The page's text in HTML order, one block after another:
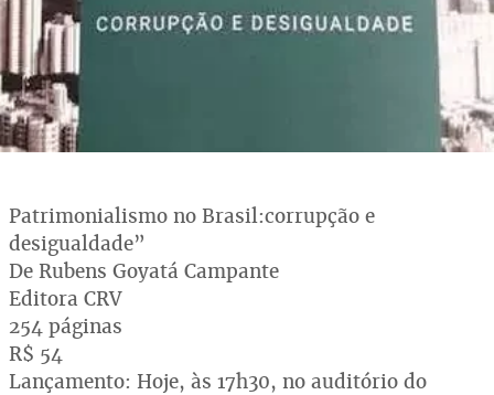
Patrimonialismo no Brasil:corrupção e
desigualdade”
De Rubens Goyatá Campante
Editora CRV
254 páginas
R$ 54
Lançamento: Hoje, às 17h30, no auditório do